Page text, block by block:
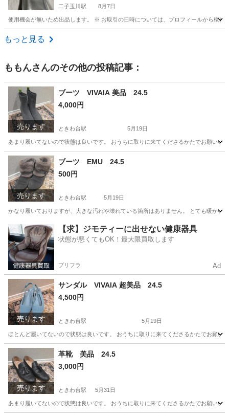
二子玉川駅 8月7日
使用機会が無いため出品します。 ※ お取引の日時については、プロフィールから概要
東京 世田谷区
もっと見る
ももんさんのその他の投稿記事：
売ります
ブーツ VIVAIA 美品 24.5
4,000円
ときわ台駅 5月19日
あまり履いてないので状態は良いです。 おうちに取りに来てくださるかたでお願い
東京 板橋区 ときわ台駅
売ります
ブーツ EMU 24.5
500円
ときわ台駅 5月19日
かなり履いておりますが、大きな汚れや壊れている箇所はありません。 とても暖か
東京 板橋区 ときわ台駅 靴 EMU
【求】ジモティーに出せない健康器具
状態が悪くてもOK！最大限買取します
プリフラ Ad
売ります
サンダル VIVAIA 超美品 24.5
4,500円
ときわ台駅 5月19日
ほとんど履いてないので状態は良いです。 おうちに取りに来てくださるかたでお願
東京 板橋区 ときわ台駅
売ります
革靴 美品 24.5
3,000円
ときわ台駅 5月31日
あまり履いてないので状態は良いです。 おうちに取りに来てくださるかたでお願い